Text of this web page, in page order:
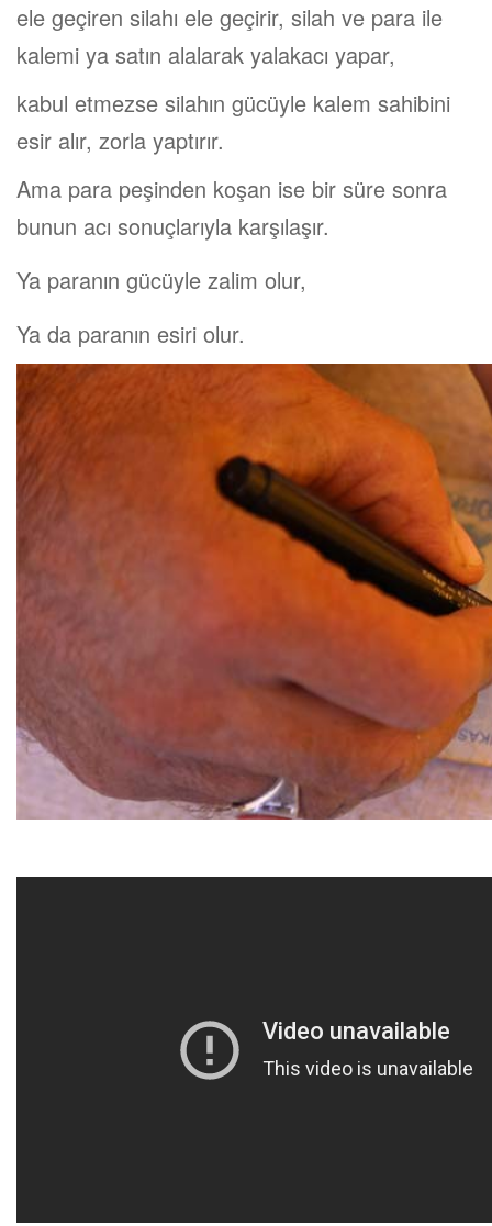
ele geçiren silahı ele geçirir, silah ve para ile
kalemi ya satın alalarak yalakacı yapar,
kabul etmezse silahın gücüyle kalem sahibini
esir alır, zorla yaptırır.
Ama para peşinden koşan ise bir süre sonra
bunun acı sonuçlarıyla karşılaşır.
Ya paranın gücüyle zalim olur,
Ya da paranın esiri olur.